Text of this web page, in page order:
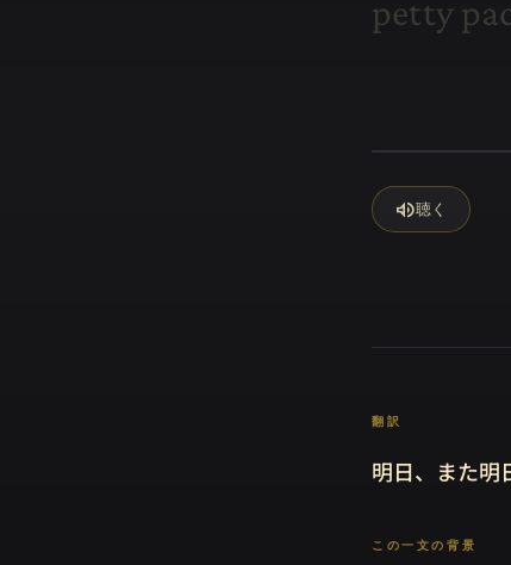
pettypa
volume_up聴く
翻訳
明日、また明
この一文の背景